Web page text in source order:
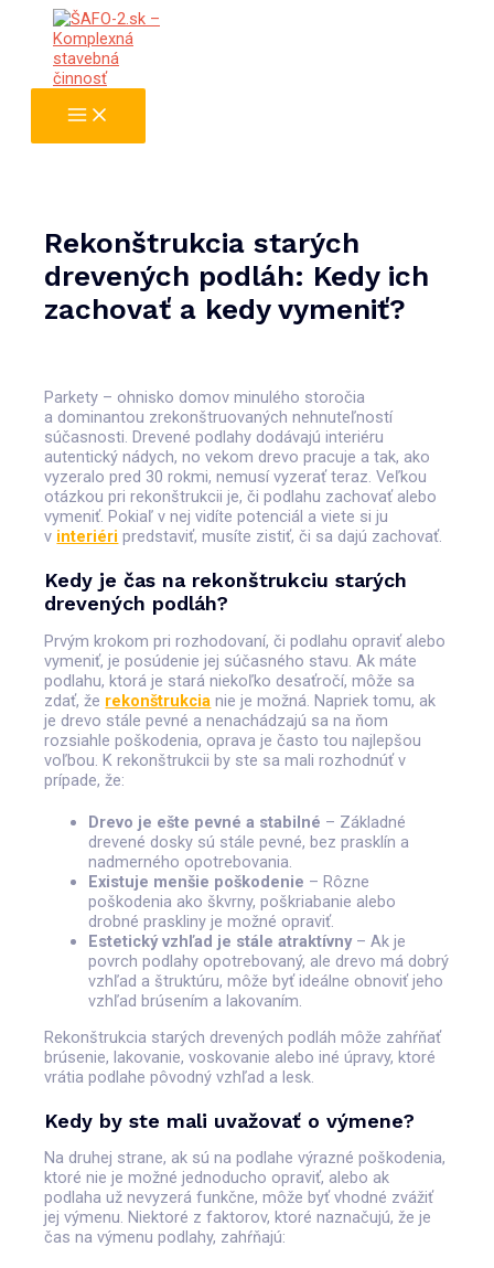
Preskočiť
Main
Menu
Rekonštrukcia starých
drevených podláh: Kedy ich
zachovať a kedy vymeniť?
Parkety – ohnisko domov minulého storočia
a dominantou zrekonštruovaných nehnuteľností
súčasnosti. Drevené podlahy dodávajú interiéru
autentický nádych, no vekom drevo pracuje a tak, ako
vyzeralo pred 30 rokmi, nemusí vyzerať teraz. Veľkou
otázkou pri rekonštrukcii je, či podlahu zachovať alebo
vymeniť. Pokiaľ v nej vidíte potenciál a viete si ju
v interiéri predstaviť, musíte zistiť, či sa dajú zachovať.
Kedy je čas na rekonštrukciu starých
drevených podláh?
Prvým krokom pri rozhodovaní, či podlahu opraviť alebo
vymeniť, je posúdenie jej súčasného stavu. Ak máte
podlahu, ktorá je stará niekoľko desaťročí, môže sa
zdať, že rekonštrukcia nie je možná. Napriek tomu, ak
je drevo stále pevné a nenachádzajú sa na ňom
rozsiahle poškodenia, oprava je často tou najlepšou
voľbou. K rekonštrukcii by ste sa mali rozhodnúť v
prípade, že:
Drevo je ešte pevné a stabilné – Základné
drevené dosky sú stále pevné, bez prasklín a
nadmerného opotrebovania.
Existuje menšie poškodenie – Rôzne
poškodenia ako škvrny, poškriabanie alebo
drobné praskliny je možné opraviť.
Estetický vzhľad je stále atraktívny– Ak je
povrch podlahy opotrebovaný, ale drevo má dobrý
vzhľad a štruktúru, môže byť ideálne obnoviť jeho
vzhľad brúsením a lakovaním.
Rekonštrukcia starých drevených podláh môže zahŕňať
brúsenie, lakovanie, voskovanie alebo iné úpravy, ktoré
vrátia podlahe pôvodný vzhľad a lesk.
Kedy by ste mali uvažovať o výmene?
Na druhej strane, ak sú na podlahe výrazné poškodenia,
ktoré nie je možné jednoducho opraviť, alebo ak
podlaha už nevyzerá funkčne, môže byť vhodné zvážiť
jej výmenu. Niektoré z faktorov, ktoré naznačujú, že je
čas na výmenu podlahy, zahŕňajú: